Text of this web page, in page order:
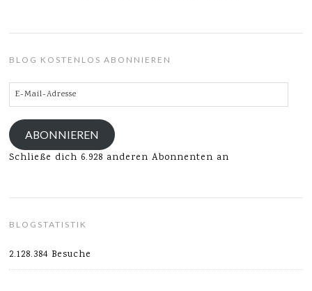
BLOG KOSTENLOS ABONNIEREN
E-
Mail-
Adresse
ABONNIEREN
Schließe dich 6.928 anderen Abonnenten an
BLOGSTATISTIK
2.128.384 Besuche